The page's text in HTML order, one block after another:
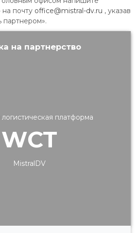
почту office@mistral-dv.ru , указав
партнером».
на партнерство
платформа
WCT
MistralDV